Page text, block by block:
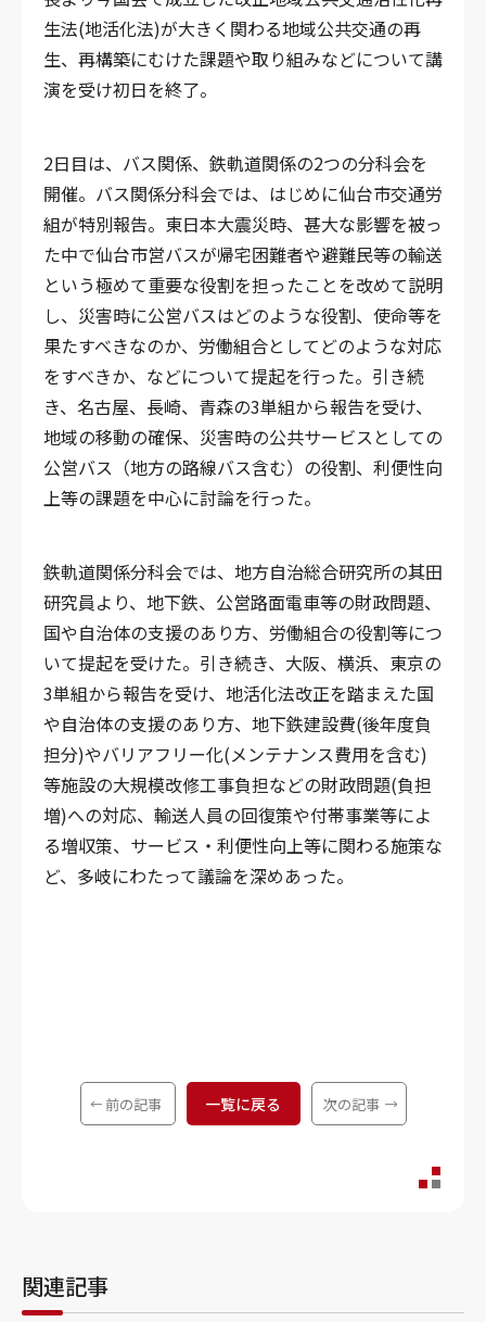
生法(地活化法)が大きく関わる地域公共交通の再
生、再構築にむけた課題や取り組みなどについて講
演を受け初日を終了。
2日目は、バス関係、鉄軌道関係の2つの分科会を
開催。バス関係分科会では、はじめに仙台市交通労
組が特別報告。東日本大震災時、甚大な影響を被っ
た中で仙台市営バスが帰宅困難者や避難民等の輸送
という極めて重要な役割を担ったことを改めて説明
し、災害時に公営バスはどのような役割、使命等を
果たすべきなのか、労働組合としてどのような対応
をすべきか、などについて提起を行った。引き続
き、名古屋、長崎、青森の3単組から報告を受け、
地域の移動の確保、災害時の公共サービスとしての
公営バス（地方の路線バス含む）の役割、利便性向
上等の課題を中心に討論を行った。
鉄軌道関係分科会では、地方自治総合研究所の其田
研究員より、地下鉄、公営路面電車等の財政問題、
国や自治体の支援のあり方、労働組合の役割等につ
いて提起を受けた。引き続き、大阪、横浜、東京の
3単組から報告を受け、地活化法改正を踏まえた国
や自治体の支援のあり方、地下鉄建設費(後年度負
担分)やバリアフリー化(メンテナンス費用を含む)
等施設の大規模改修工事負担などの財政問題(負担
増)への対応、輸送人員の回復策や付帯事業等によ
る増収策、サービス・利便性向上等に関わる施策な
ど、多岐にわたって議論を深めあった。
前の記事 一覧に戻る 次の記事
関連記事